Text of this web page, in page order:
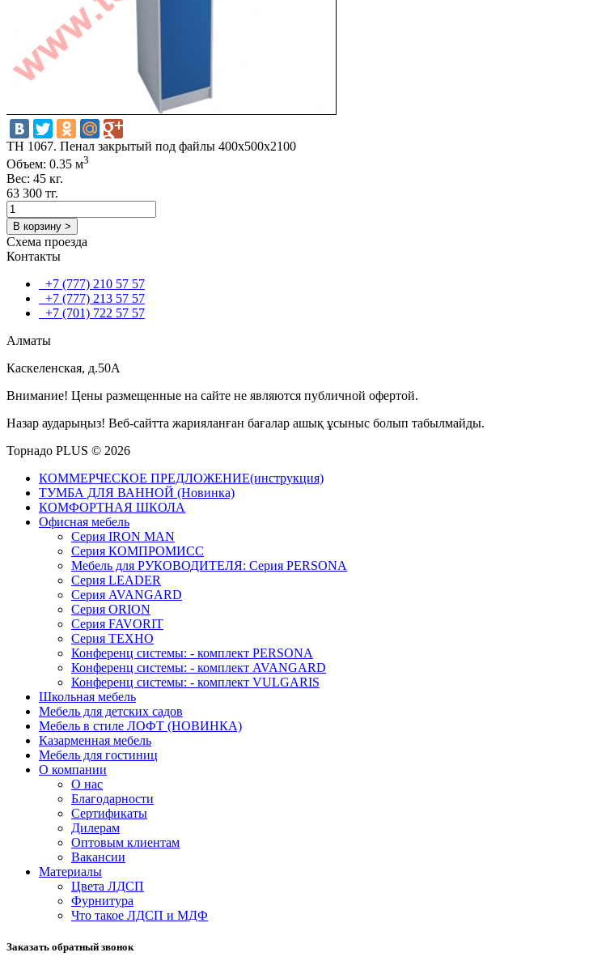
TH 1067. Пенал закрытый под файлы 400х500х2100
Объем: 0.35 м3
Вес: 45 кг.
63 300 тг.
В корзину >
Схема проезда
Контакты
+7 (777) 210 57 57
+7 (777) 213 57 57
+7 (701) 722 57 57
Алматы
Каскеленская, д.50А
Внимание! Цены размещенные на сайте не являются публичной офертой.
Назар аударыңыз! Веб-сайтта жарияланған бағалар ашық ұсыныс болып табылмайды.
Торнадо PLUS © 2026
КОММЕРЧЕСКОЕ ПРЕДЛОЖЕНИЕ(инструкция)
ТУМБА ДЛЯ ВАННОЙ (Новинка)
КОМФОРТНАЯ ШКОЛА
Офисная мебель
Серия IRON MAN
Серия КОМПРОМИСС
Мебель для РУКОВОДИТЕЛЯ: Серия PERSONA
Серия LEADER
Серия AVANGARD
Серия ORION
Серия FAVORIT
Серия ТЕХНО
Конференц системы: - комплект PERSONA
Конференц системы: - комплект AVANGARD
Конференц системы: - комплект VULGARIS
Школьная мебель
Мебель для детских садов
Мебель в стиле ЛОФТ (НОВИНКА)
Казарменная мебель
Мебель для гостиниц
О компании
О нас
Благодарности
Сертификаты
Дилерам
Оптовым клиентам
Вакансии
Материалы
Цвета ЛДСП
Фурнитура
Что такое ЛДСП и МДФ
Заказать обратный звонок